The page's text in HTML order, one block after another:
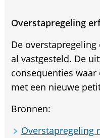
Overstapregeling
De
al vastgesteld. De
consequenties
met een nieuwe
Bronnen:
Overstapregeling